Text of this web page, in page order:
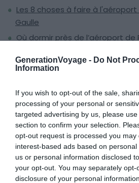
GenerationVoyage - Do Not
Information
If you wish to opt-out of the sale,
processing of your personal or
targeted advertising by us, please
section to confirm your selection.
opt-out request is processed you may
interest-based ads based on
us or personal information disclosed
your opt-out. You may separately
disclosure of your personal
Les 8 choses à faire à
Gaulle
Où dormir près de l’aéroport de
En voiture
Même si l’on sait que conduire en
très vite se transformer en
voiture est beaucoup utilisée pour
Charles-de-Gaulle. Pas de risque
dans les transports, de rater son
quand le trafic est fluide, vous